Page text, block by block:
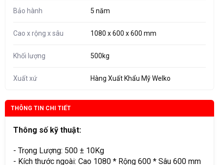
THÔNG TIN CHI TIẾT
Thông số kỹ thuật:
- Trọng Lượng: 500 ± 10Kg
- Kích thước ngoài: Cao 1080 * Rộng 600 * Sâu 600 mm
Bảo hành 5 năm
Cao x rộng x sâu 1080 x 600 x 600 mm
Khối lượng 500kg
Xuất xứ Hàng Xuất Khẩu Mỹ Welko